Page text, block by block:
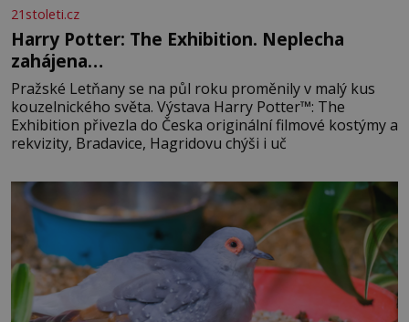
21stoleti.cz
Harry Potter: The Exhibition. Neplecha
zahájena…
Pražské Letňany se na půl roku proměnily v malý kus
kouzelnického světa. Výstava Harry Potter™: The
Exhibition přivezla do Česka originální filmové kostýmy a
rekvizity, Bradavice, Hagridovu chýši i uč